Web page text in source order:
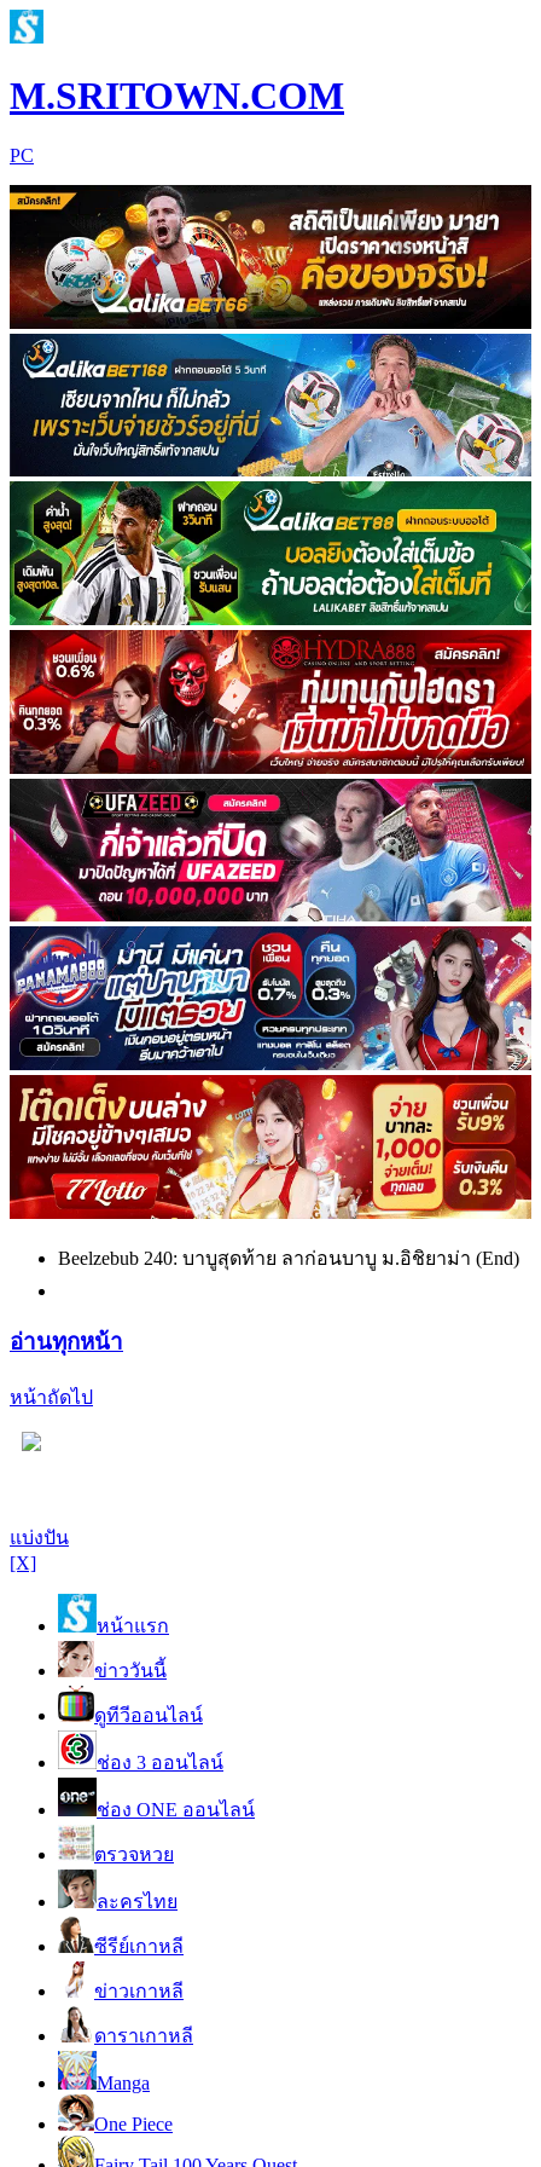
M.SRITOWN.COM
PC
Beelzebub 240: บาบูสุดท้าย ลาก่อนบาบู ม.อิชิยาม่า (End)
อ่านทุกหน้า
หน้าถัดไป
แบ่งปัน
[X]
หน้าแรก
ข่าววันนี้
ดูทีวีออนไลน์
ช่อง 3 ออนไลน์
ช่อง ONE ออนไลน์
ตรวจหวย
ละครไทย
ซีรีย์เกาหลี
ข่าวเกาหลี
ดาราเกาหลี
Manga
One Piece